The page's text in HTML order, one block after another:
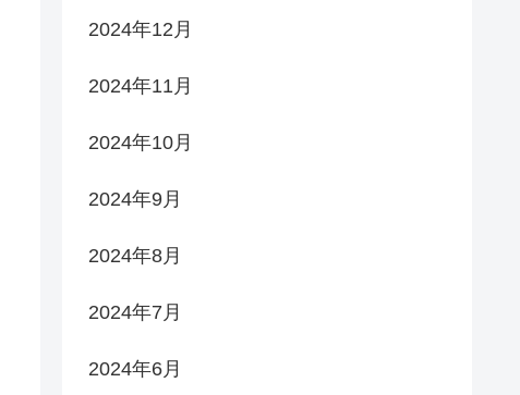
2024年12月
2024年11月
2024年10月
2024年9月
2024年8月
2024年7月
2024年6月